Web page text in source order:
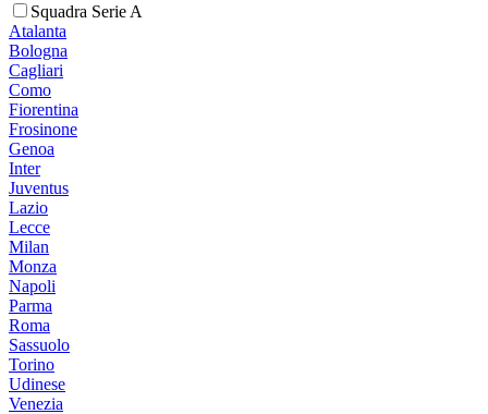
Squadra Serie A
Atalanta
Bologna
Cagliari
Como
Fiorentina
Frosinone
Genoa
Inter
Juventus
Lazio
Lecce
Milan
Monza
Napoli
Parma
Roma
Sassuolo
Torino
Udinese
Venezia